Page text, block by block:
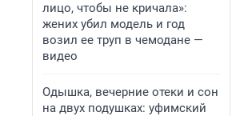
лицо, чтобы не кричала»:
жених убил модель и год
возил ее труп в чемодане —
видео
Одышка, вечерние отеки и сон
на двух подушках: уфимский